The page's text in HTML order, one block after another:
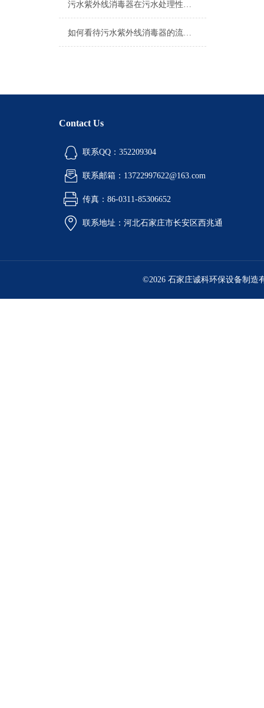
污水紫外线消毒器在污水处理性价比上的体现
如何看待污水紫外线消毒器的流量参数？
Contact Us
联系QQ：352209304
联系邮箱：13722997622@163.com
传真：86-0311-85306652
联系地址：河北石家庄市长安区西兆通
©2026 石家庄诚科环保设备制造